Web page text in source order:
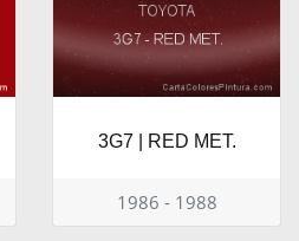
3G7 | RED MET.
1986 - 1988